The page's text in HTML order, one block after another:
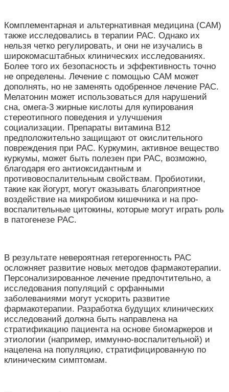
Комплементарная и альтернативная медицина (CAM)
также исследовались в терапии РАС. Однако их
нельзя четко регулировать, и они не изучались в
широкомасштабных клинических исследованиях.
Более того их безопасность и эффективность точно
не определены. Лечение с помощью CAM может
дополнять, но не заменять одобренное лечение РАС.
Мелатонин может использоваться для нарушений
сна, омега-3 жирные кислоты для купирования
стереотипного поведения и улучшения
социализации. Препараты витамина В12
предположительно защищают от окислительного
повреждения при РАС. Куркумин, активное вещество
куркумы, может быть полезен при РАС, возможно,
благодаря его антиоксидантным и
противовоспалительным свойствам. Пробиотики,
такие как йогурт, могут оказывать благоприятное
воздействие на микробиом кишечника и на про-
воспалительные цитокины, которые могут играть роль
в патогенезе РАС.
В результате невероятная гетерогенность РАС
осложняет развитие новых методов фармакотерапии.
Персонализированное лечение предпочтительно, а
исследования популяций с орфанными
заболеваниями могут ускорить развитие
фармакотерапии. Разработка будущих клинических
исследований должна быть направлена на
стратификацию пациента на основе биомаркеров и
этиологии (например, иммунно-воспалительной) и
нацелена на популяцию, стратифицированную по
клиническим симптомам.